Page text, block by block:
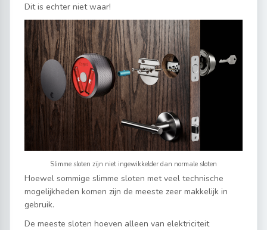
Dit is echter niet waar!
Slimme sloten zijn niet ingewikkelder dan normale sloten
Hoewel sommige slimme sloten met veel technische
mogelijkheden komen zijn de meeste zeer makkelijk in
gebruik.
De meeste sloten hoeven alleen van elektriciteit